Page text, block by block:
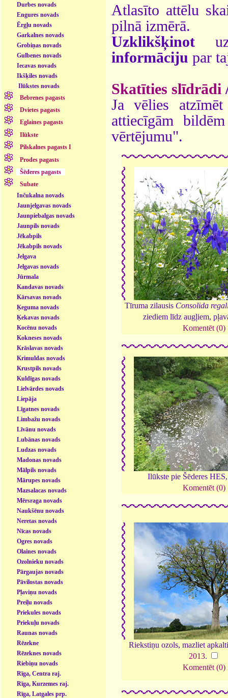
Durbes novads
Engures novads
Ērgļu novads
Garkalnes novads
Grobiņas novads
Gulbenes novads
Iecavas novads
Ikšķiles novads
Ilūkstes novads
Bebrenes pagasts
Dvietes pagasts
Eglaines pagasts
Ilūkste
Pilskalnes pagasts I
Prodes pagasts
Šēderes pagasts
Subate
Inčukalna novads
Jaunjelgavas novads
Jaunpiebalgas novads
Jaunpils novads
Jēkabpils
Jēkabpils novads
Jelgava
Jelgavas novads
Jūrmala
Kandavas novads
Kārsavas novads
Ķeguma novads
Ķekavas novads
Kocēnu novads
Kokneses novads
Krāslavas novads
Krimuldas novads
Krustpils novads
Kuldīgas novads
Lielvārdes novads
Liepāja
Līgatnes novads
Limbažu novads
Līvānu novads
Lubānas novads
Ludzas novads
Madonas novads
Mālpils novads
Mārupes novads
Mazsalacas novads
Mērsraga novads
Naukšēnu novads
Neretas novads
Nīcas novads
Ogres novads
Olaines novads
Ozolnieku novads
Pārgaujas novads
Pāvilostas novads
Pļaviņu novads
Preiļu novads
Priekules novads
Priekuļu novads
Raunas novads
Rēzekne
Rēzeknes novads
Riebiņu novads
Rīga, Centra raj.
Rīga, Kurzemes raj.
Rīga, Latgales prp.
Atlasīto attēlu
pilnā izmērā.
Uzklikšķinot
informāciju par
Skatīties slīdrādi
Ja vēlies
attiecīgām
vērtējumu".
Tīruma zilausis Consolida
ziediem līdz augļiem,
Komentēt (0)
Ilūkste pie Šēderes
Komentēt (0)
Riekstiņu ozols, mazliet
2013.
Komentēt (0)